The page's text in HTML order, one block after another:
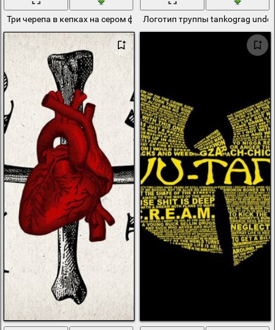
Три черепа в кепках на сером фонеЛоготип труппы tankograg